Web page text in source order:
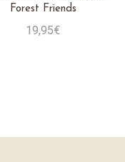
Forest Friends
19,95€